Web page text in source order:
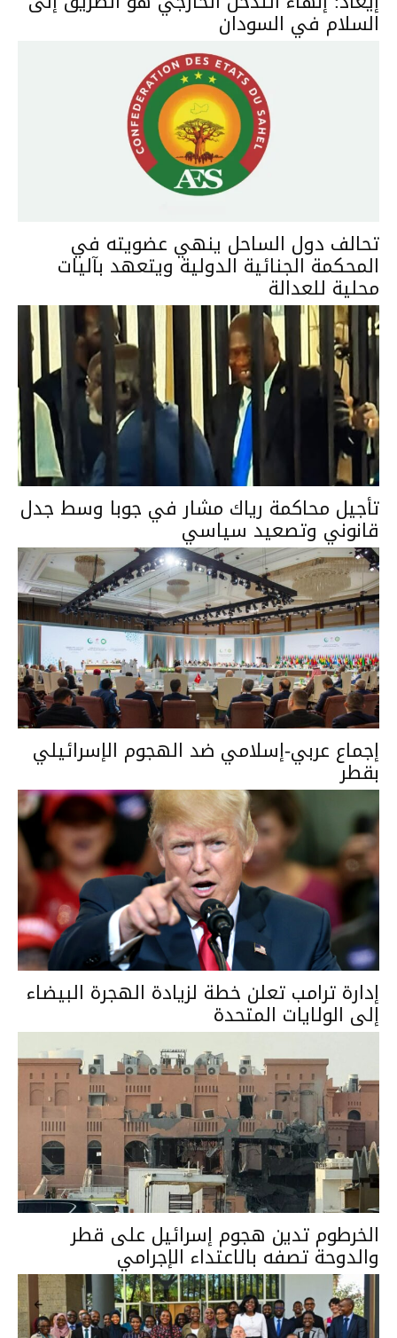
السلام في السودان
تحالف دول الساحل ينهي عضويته في
المحكمة الجنائية الدولية ويتعهد بآليات
محلية للعدالة
تأجيل محاكمة رياك مشار في جوبا وسط جدل
قانوني وتصعيد سياسي
إجماع عربي-إسلامي ضد الهجوم الإسرائيلي
بقطر
إدارة ترامب تعلن خطة لزيادة الهجرة البيضاء
إلى الولايات المتحدة
الخرطوم تدين هجوم إسرائيل على قطر
والدوحة تصفه بالاعتداء الإجرامي